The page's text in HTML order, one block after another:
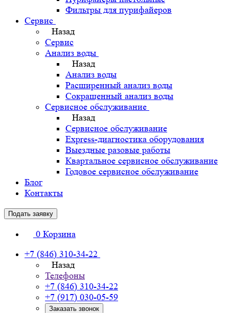
Фильтры для пурифайеров
Сервис
Назад
Сервис
Анализ воды
Назад
Анализ воды
Расширенный анализ воды
Сокращенный анализ воды
Сервисное обслуживание
Назад
Сервисное обслуживание
Express-диагностика оборудования
Выездные разовые работы
Квартальное сервисное обслуживание
Годовое сервисное обслуживание
Блог
Контакты
Подать заявку
0 Корзина
+7 (846) 310-34-22
Назад
Телефоны
+7 (846) 310-34-22
+7 (917) 030-05-59
Заказать звонок